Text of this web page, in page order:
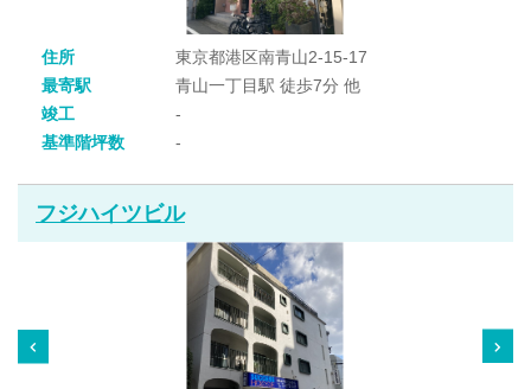
住所
東京都港区南青山2-15-17
最寄駅
青山一丁目駅 徒歩7分 他
竣工
-
基準階坪数
-
フジハイツビル